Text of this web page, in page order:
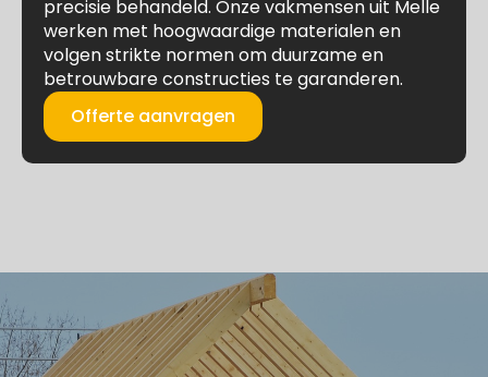
precisie behandeld. Onze vakmensen uit Melle
werken met hoogwaardige materialen en
volgen strikte normen om duurzame en
betrouwbare constructies te garanderen.
Offerte aanvragen